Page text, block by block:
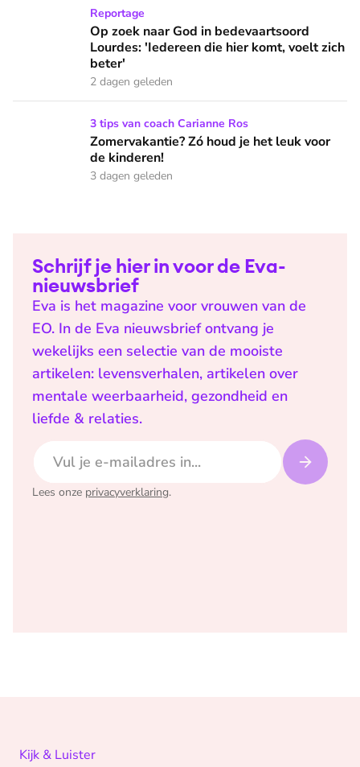
Op zoek naar God in bedevaartsoord Lourdes: 'Iedereen
Reportage
Op zoek naar God in bedevaartsoord
Lourdes: 'Iedereen die hier komt, voelt zich
beter'
2 dagen geleden
Zomervakantie? Zó houd je het leuk voor de kinderen!
3 tips van coach Carianne Ros
Zomervakantie? Zó houd je het leuk voor
de kinderen!
3 dagen geleden
Schrijf je hier in voor de Eva-
nieuwsbrief
Eva is het magazine voor vrouwen van de
EO. In de Eva nieuwsbrief ontvang je
wekelijks een selectie van de mooiste
artikelen: levensverhalen, artikelen over
mentale weerbaarheid, gezondheid en
liefde & relaties.
Lees onze privacyverklaring.
Kijk & Luister